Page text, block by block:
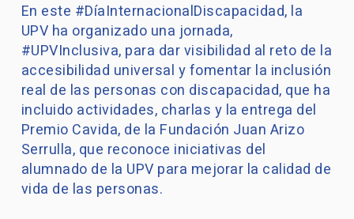
En este #DíaInternacionalDiscapacidad, la
UPV ha organizado una jornada,
#UPVInclusiva, para dar visibilidad al reto de la
accesibilidad universal y fomentar la inclusión
real de las personas con discapacidad, que ha
incluido actividades, charlas y la entrega del
Premio Cavida, de la Fundación Juan Arizo
Serrulla, que reconoce iniciativas del
alumnado de la UPV para mejorar la calidad de
vida de las personas.